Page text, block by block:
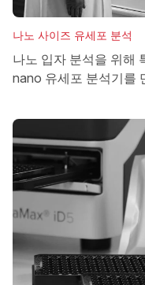
나노 사이즈 유세포 분석
나노 입자 분석을 위해
nano 유세포 분석기를